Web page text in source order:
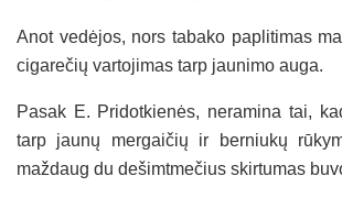
Anot vedėjos, nors tabako paplitimas
cigarečių vartojimas tarp jaunimo auga.
Pasak E. Pridotkienės, neramina tai,
tarp jaunų mergaičių ir berniukų
maždaug du dešimtmečius skirtumas